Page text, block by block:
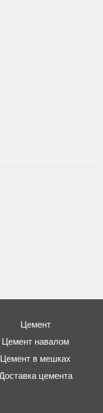
Цемент
Цемент навалом
Цемент в мешках
цемента